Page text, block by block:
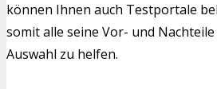
können Ihnen auch Testportale
somit alle seine Vor- und
Auswahl zu helfen.